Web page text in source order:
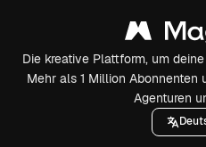
Die kreative Plattform, um
Mehr als 1 Million Abonnenten
Agenturen